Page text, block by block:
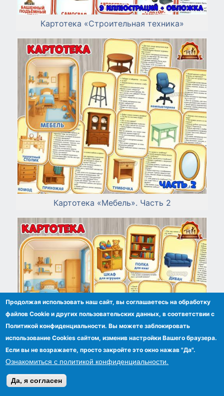
Картотека «Строительная техника»
Картотека «Мебель». Часть 2
Картотека «Мебель». Часть 1
Продолжая использовать наш сайт, вы соглашаетесь на обработку
файлов Сookie и других пользовательских данных, в соответствии с
Политикой конфиденциальности. Вы можете заблокировать
использование Cookies сайтом, изменив настройки Вашего браузера.
Если вы не возражаете, просто закройте это окно нажав "Да".
Ознакомиться с политикой конфиденциальности.
Да, я согласен